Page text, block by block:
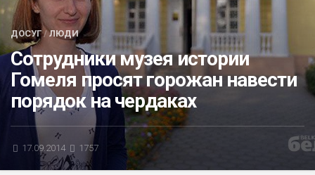
БЛИЦ-ОПРОС
АФИША
ДОСУГ/ЛЮДИ
Сотрудники музея истории
Гомеля просят горожан навести
порядок на чердаках
17.09.2014 1757